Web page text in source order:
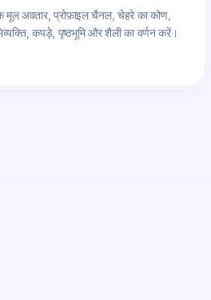
मूल अवतार, प्रोफ़ाइल चैनल, चेहरे का कोण,
कपड़े, पृष्ठभूमि और शैली का वर्णन करें।